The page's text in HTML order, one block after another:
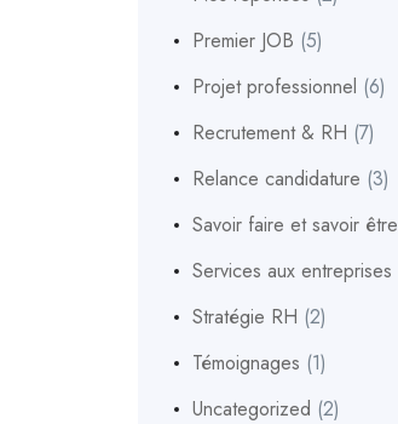
Premier JOB (5)
Projet professionnel (6)
Recrutement & RH (7)
Relance candidature (3)
Savoir faire et savoir être
Services aux entreprises
Stratégie RH (2)
Témoignages (1)
Uncategorized (2)